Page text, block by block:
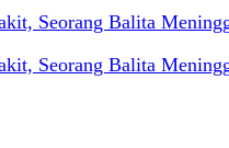
Seorang Balita
Seorang Balita